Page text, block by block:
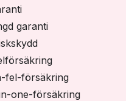
garanti
fel-försäkring
one-försäkring